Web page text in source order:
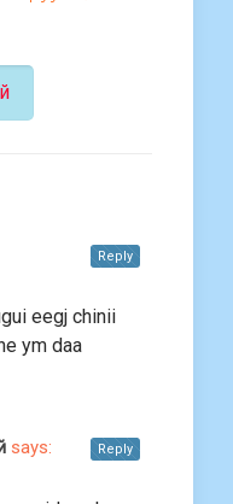
eegj chinii
ym daa
Reply
says: Reply